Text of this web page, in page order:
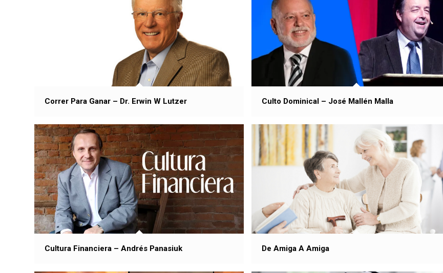
Correr Para Ganar – Dr. Erwin W Lutzer Culto Dominical – José Mallén Malla
Cultura Financiera – Andrés Panasiuk De Amiga A Amiga